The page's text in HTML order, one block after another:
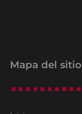
Mapa del sitio